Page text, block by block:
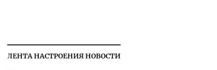
ЛЕНТА НАСТРОЕНИЯ НОВОСТИ